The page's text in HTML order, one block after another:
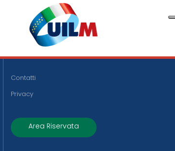
Contatti
Privacy
Area Riservata